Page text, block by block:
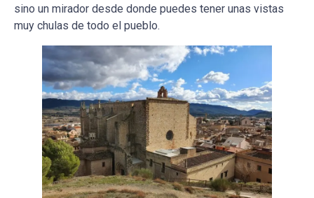
sino un mirador desde donde puedes tener unas vistas
muy chulas de todo el pueblo.